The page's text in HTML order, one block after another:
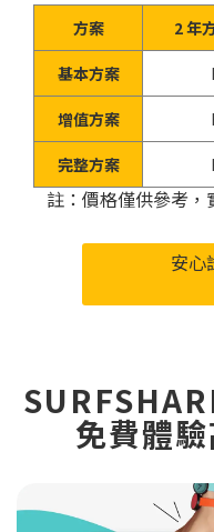
方案 2 年
基本方案
增值方案
完整方案
註：價格僅供參考
安心
免費體